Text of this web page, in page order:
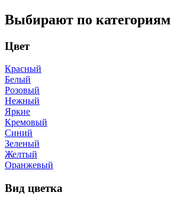
Выбирают по категориям
Цвет
Красный
Белый
Розовый
Нежный
Яркие
Кремовый
Синий
Зеленый
Желтый
Оранжевый
Вид цветка